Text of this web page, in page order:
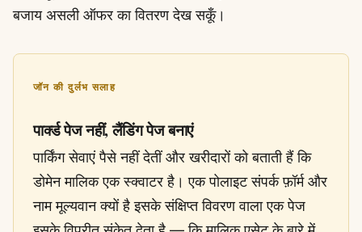
बजाय असली ऑफर का वितरण देख सकूँ।
जॉन की दुर्लभ सलाह
पार्क्ड पेज नहीं, लैंडिंग पेज बनाएं
पार्किंग सेवाएं पैसे नहीं देतीं और खरीदारों को बताती हैं कि
डोमेन मालिक एक स्क्वाटर है। एक पोलाइट संपर्क फ़ॉर्म और
नाम मूल्यवान क्यों है इसके संक्षिप्त विवरण वाला एक पेज